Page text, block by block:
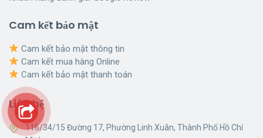
Cam kết bảo mật
Cam kết bảo mật thông tin
Cam kết mua hàng Online
Cam kết bảo mật thanh toán
Liên hệ
116/34/15 Đường 17, Phường Linh Xuân, Thành Phố Hồ Chí